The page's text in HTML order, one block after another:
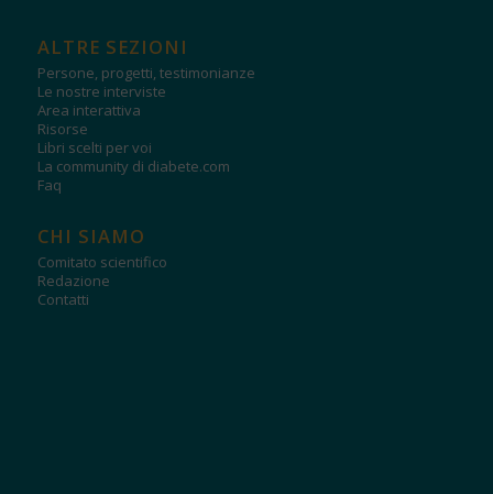
ALTRE SEZIONI
Persone, progetti, testimonianze
Le nostre interviste
Area interattiva
Risorse
Libri scelti per voi
La community di diabete.com
Faq
CHI SIAMO
Comitato scientifico
Redazione
Contatti